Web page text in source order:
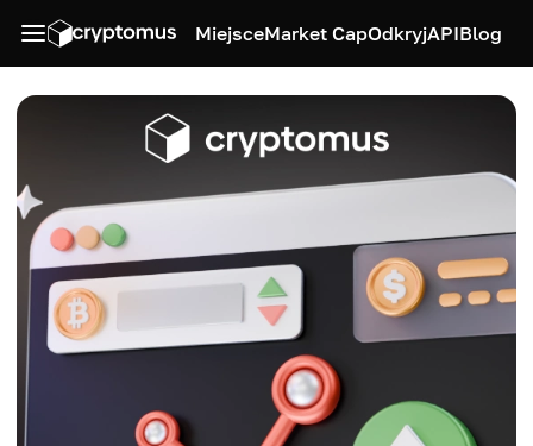
MiejsceMarket CapOdkryjAPIBlog